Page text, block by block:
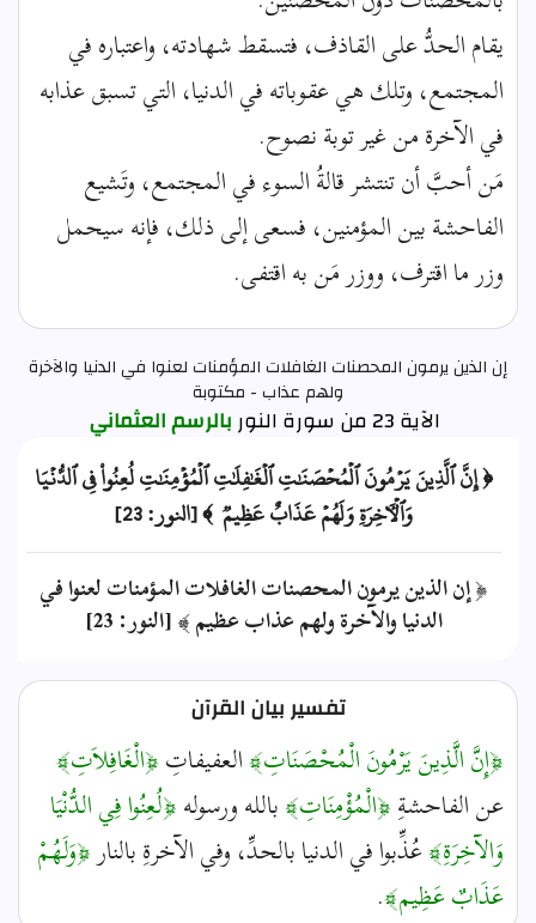
يقام الحدُّ على القاذف، فتسقط شهادته، واعتباره في
المجتمع، وتلك هي عقوباته في الدنيا، التي تسبق عذابه
في الآخرة من غير توبة نصوح.
مَن أحبَّ أن تنتشر قالةُ السوء في المجتمع، وتَشيع
الفاحشة بين المؤمنين، فسعى إلى ذلك، فإنه سيحمل
وزر ما اقترف، ووزر مَن به اقتفى.
إن الذين يرمون المحصنات الغافلات المؤمنات لعنوا في الدنيا والآخرة
ولهم عذاب - مكتوبة
الآية 23 من سورة النور بالرسم العثماني
﴿ إِنَّ ٱلَّذِينَ يَرۡمُونَ ٱلۡمُحۡصَنَٰتِ ٱلۡغَٰفِلَٰتِ ٱلۡمُؤۡمِنَٰتِ لُعِنُواْ فِي ٱلدُّنۡيَا
وَٱلۡأٓخِرَةِ وَلَهُمۡ عَذَابٌ عَظِيمٞ ﴾ [النور: 23]
﴿ إن الذين يرمون المحصنات الغافلات المؤمنات لعنوا في
الدنيا والآخرة ولهم عذاب عظيم ﴾ [النور: 23]
تفسير بيان القرآن
﴿إِنَّ الَّذِينَ يَرْمُونَ الْمُحْصَنَاتِ﴾العفيفاتِ﴿الْغَافِلاَتِ﴾
عن الفاحشةِ﴿الْمُؤْمِنَاتِ﴾بالله ورسوله﴿لُعِنُوا فِي الدُّنْيَا
وَالآخِرَةِ﴾عُذِّبوا في الدنيا بالحدِّ، وفي الآخرةِ بالنار﴿وَلَهُمْ
عَذَابٌ عَظِيم﴾.